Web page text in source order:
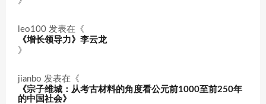
leo100 发表在《
《增长领导力》李云龙
》
jianbo 发表在《
《宗子维城：从考古材料的角度看公元前1000至前250年
的中国社会》